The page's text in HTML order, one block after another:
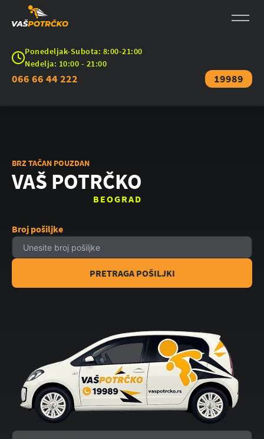
Ponedeljak-Subota: 8:00-21:00
Nedelja: 10:00 - 21:00
066 66 44 222 19989
BRZ TAČAN POUZDAN
VAŠ POTRČKO
BEOGRAD
Broj pošiljke
PRETRAGA POŠILJKI